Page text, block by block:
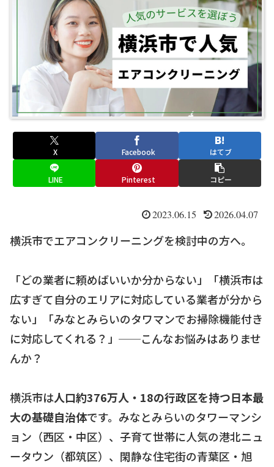
X Facebook はてブ
LINE Pinterest コピー
2023.06.15 2026.04.07
横浜市でエアコンクリーニングを検討中の方へ。
「どの業者に頼めばいいか分からない」「横浜市は
広すぎて自分のエリアに対応している業者が分から
ない」「みなとみらいのタワマンでお掃除機能付き
に対応してくれる？」──こんなお悩みはありませ
んか？
横浜市は人口約376万人・18の行政区を持つ日本最
大の基礎自治体です。みなとみらいのタワーマンシ
ョン（西区・中区）、子育て世帯に人気の港北ニュ
ータウン（都筑区）、閑静な住宅街の青葉区・旭